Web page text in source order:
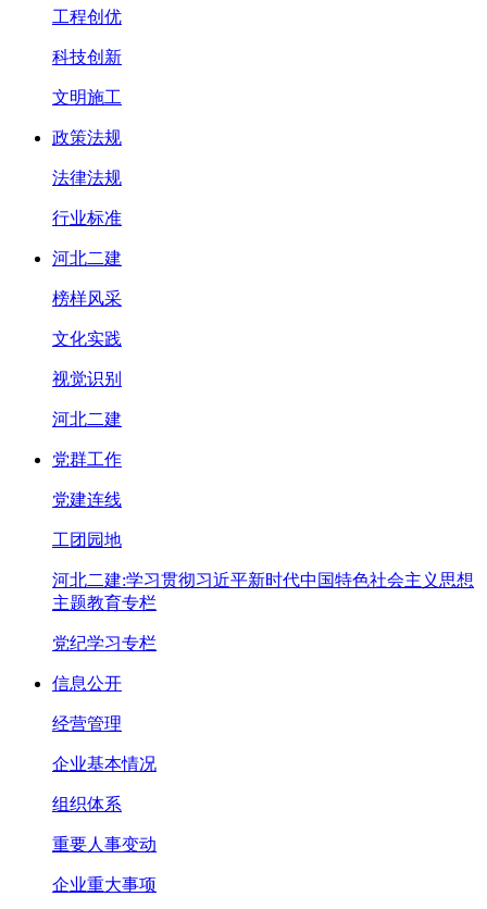
工程创优
科技创新
文明施工
政策法规
法律法规
行业标准
河北二建
榜样风采
文化实践
视觉识别
河北二建
党群工作
党建连线
工团园地
河北二建:学习贯彻习近平新时代中国特色社会主义思想
主题教育专栏
党纪学习专栏
信息公开
经营管理
企业基本情况
组织体系
重要人事变动
企业重大事项